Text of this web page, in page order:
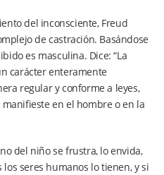
del inconsciente, Freud
de castración. Basándose
es masculina. Dice: “La
carácter enteramente
regular y conforme a leyes,
en el hombre o en la
del niño se frustra, lo envida,
seres humanos lo tienen, y si